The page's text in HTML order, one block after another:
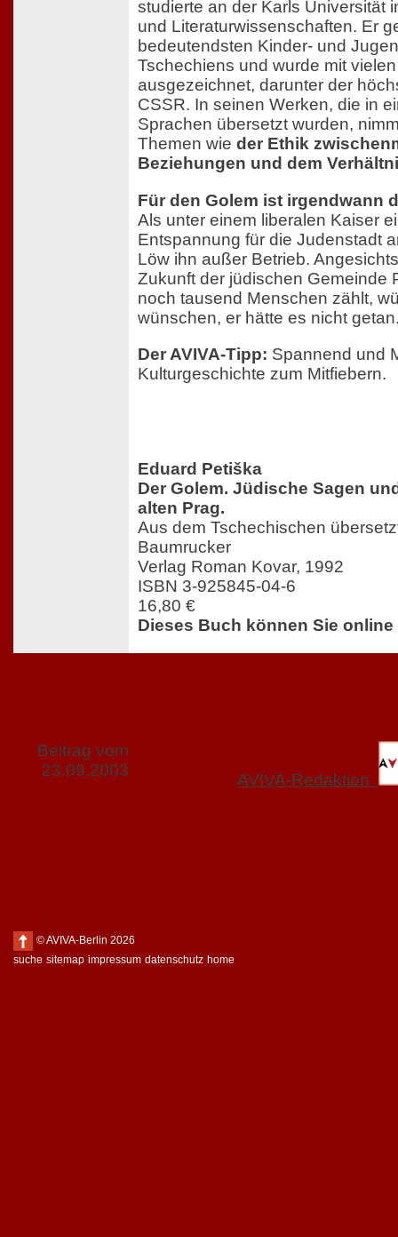
studierte an der Karls Universität
und Literaturwissenschaften. Er
bedeutendsten Kinder- und
Tschechiens und wurde mit
ausgezeichnet, darunter der
CSSR. In seinen Werken, die in
Sprachen übersetzt wurden,
Themen wie der Ethik
Beziehungen und dem
Für den Golem ist irgendwann
Als unter einem liberalen Kaiser
Entspannung für die Judenstadt
Löw ihn außer Betrieb.
Zukunft der jüdischen Gemeinde
noch tausend Menschen zählt,
wünschen, er hätte es nicht
Der AVIVA-Tipp: Spannend und
Kulturgeschichte zum Mitfiebern.
Eduard Petiška
Der Golem. Jüdische Sagen
alten Prag.
Aus dem Tschechischen
Baumrucker
Verlag Roman Kovar, 1992
ISBN 3-925845-04-6
16,80 €
Dieses Buch können Sie online
Beitrag vom
23.09.2003
AVIVA-Redaktion
© AVIVA-Berlin 2026
suche sitemap impressum datenschutz home